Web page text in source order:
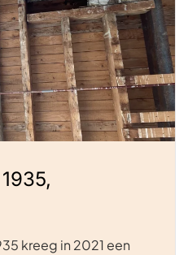
kreeg in 2021 een